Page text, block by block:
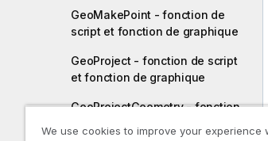
GeoMakePoint - fonction de
script et fonction de graphique
GeoProject - fonction de script
et fonction de graphique
GeoProjectGeometry - fonction
We use cookies to improve your experience